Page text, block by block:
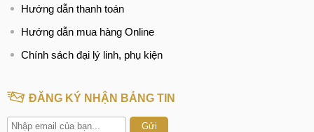
Hướng dẫn thanh toán
Hướng dẫn mua hàng Online
Chính sách đại lý linh, phụ kiện
ĐĂNG KÝ NHẬN BẢNG TIN
Gửi